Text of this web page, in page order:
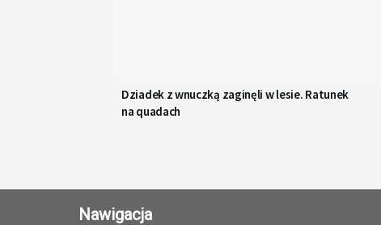
Dziadek z wnuczką zaginęli w lesie. Ratunek
na quadach
Nawigacja